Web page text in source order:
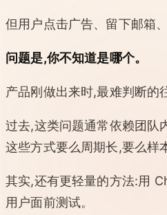
但用户点击广告、留下邮
问题是,你不知道是哪个。
产品刚做出来时,最难判断的
过去,这类问题通常依赖团队
这些方式要么周期长,要么样
其实,还有更轻量的方法:用
用户面前测试。